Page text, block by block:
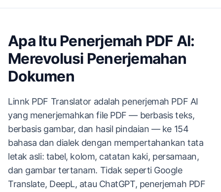
Apa Itu Penerjemah PDF AI:
Merevolusi Penerjemahan
Dokumen
Linnk PDF Translator adalah penerjemah PDF AI
yang menerjemahkan file PDF — berbasis teks,
berbasis gambar, dan hasil pindaian — ke 154
bahasa dan dialek dengan mempertahankan tata
letak asli: tabel, kolom, catatan kaki, persamaan,
dan gambar tertanam. Tidak seperti Google
Translate, DeepL, atau ChatGPT, penerjemah PDF